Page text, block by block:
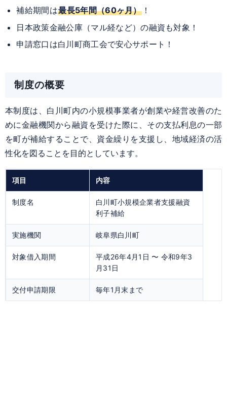
補給期間は最長5年間（60ヶ月） ！
日本政策金融公庫（マル経など）の融資も対象！
申請窓口は白川町商工会で安心サポート！
制度の概要
本制度は、白川町内の小規模事業者が創業や経営改善のた
めに金融機関から融資を受けた際に、その支払利息の一部
を町が補給することで、資金繰りを支援し、地域経済の活
性化を図ることを目的としています。
項目 内容
制度名
白川町小規模企業者支援融資
利子補給
実施機関 岐阜県白川町
対象借入期間
平成26年4月1日 〜 令和9年3
月31日
交付申請期限 毎年1月末まで